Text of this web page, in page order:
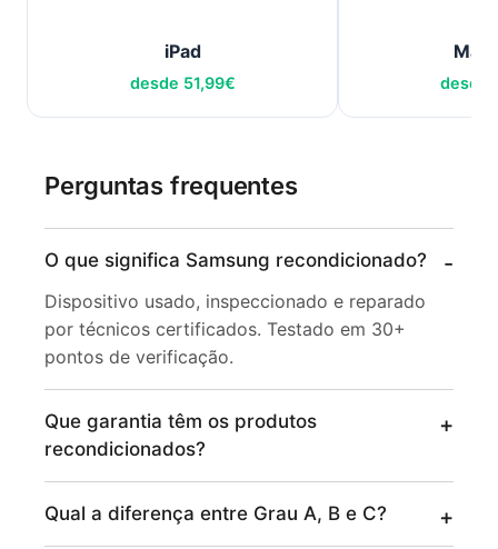
iPad
desde 51,99€ desde
Perguntas frequentes
O que significa Samsung recondicionado?
Dispositivo usado, inspeccionado e reparado
por técnicos certificados. Testado em 30+
pontos de verificação.
Que garantia têm os produtos
recondicionados?
Qual a diferença entre Grau A, B e C?